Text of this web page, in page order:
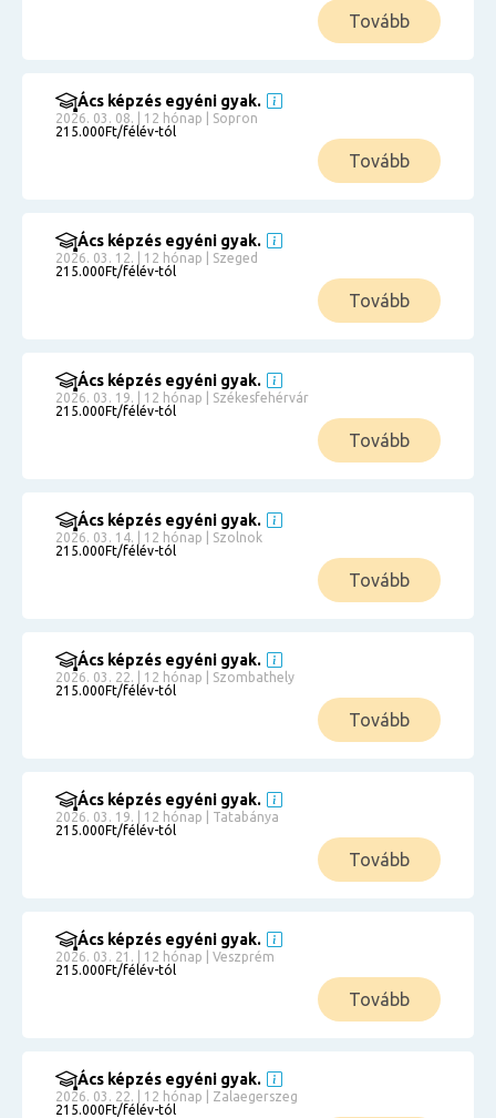
Tovább
Ács képzés egyéni gyak.
2026. 03. 08. | 12 hónap | Sopron
215.000Ft/félév-tól
Tovább
Ács képzés egyéni gyak.
2026. 03. 12. | 12 hónap | Szeged
215.000Ft/félév-tól
Tovább
Ács képzés egyéni gyak.
2026. 03. 19. | 12 hónap | Székesfehérvár
215.000Ft/félév-tól
Tovább
Ács képzés egyéni gyak.
2026. 03. 14. | 12 hónap | Szolnok
215.000Ft/félév-tól
Tovább
Ács képzés egyéni gyak.
2026. 03. 22. | 12 hónap | Szombathely
215.000Ft/félév-tól
Tovább
Ács képzés egyéni gyak.
2026. 03. 19. | 12 hónap | Tatabánya
215.000Ft/félév-tól
Tovább
Ács képzés egyéni gyak.
2026. 03. 21. | 12 hónap | Veszprém
215.000Ft/félév-tól
Tovább
Ács képzés egyéni gyak.
2026. 03. 22. | 12 hónap | Zalaegerszeg
215.000Ft/félév-tól